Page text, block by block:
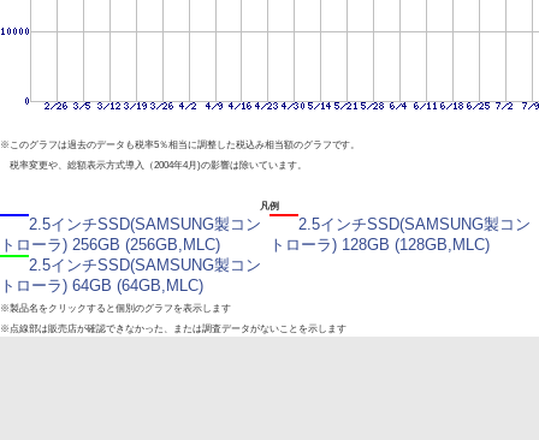
※このグラフは過去のデータも税率5％相当に調整した税込み相当額のグラフです。
税率変更や、総額表示方式導入（2004年4月)の影響は除いています。
凡例
2.5インチSSD(SAMSUNG製コン
トローラ) 256GB (256GB,MLC)
2.5インチSSD(SAMSUNG製コン
トローラ) 128GB (128GB,MLC)
2.5インチSSD(SAMSUNG製コン
トローラ) 64GB (64GB,MLC)
※製品名をクリックすると個別のグラフを表示します
※点線部は販売店が確認できなかった、または調査データがないことを示します